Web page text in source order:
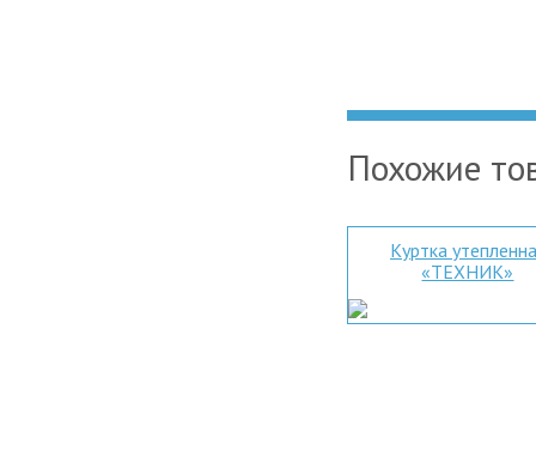
Похожие
Куртка
«ТЕХНИК»